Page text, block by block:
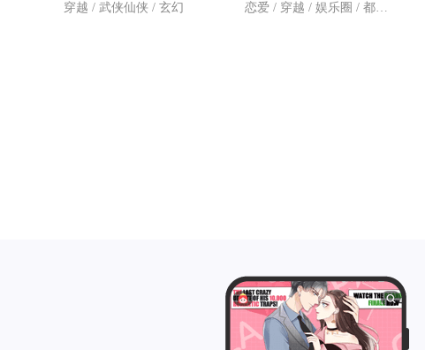
穿越 / 武侠仙侠 / 玄幻
恋爱 / 穿越 / 娱乐圈 / 都市爱情 / 新作